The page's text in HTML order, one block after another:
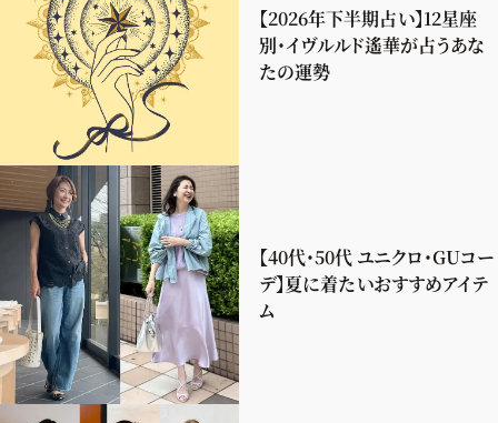
【2026年下半期占い】12星座
別・イヴルルド遙華が占うあな
たの運勢
【40代・50代 ユニクロ・GUコー
デ】夏に着たいおすすめアイテ
ム